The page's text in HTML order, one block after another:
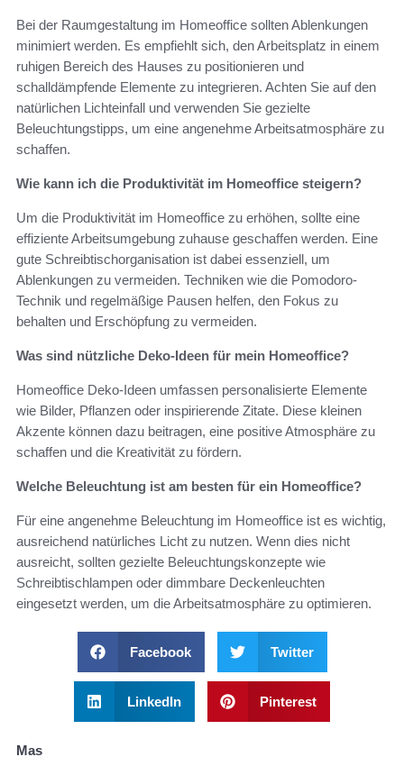
Bei der Raumgestaltung im Homeoffice sollten Ablenkungen
minimiert werden. Es empfiehlt sich, den Arbeitsplatz in einem
ruhigen Bereich des Hauses zu positionieren und
schalldämpfende Elemente zu integrieren. Achten Sie auf den
natürlichen Lichteinfall und verwenden Sie gezielte
Beleuchtungstipps, um eine angenehme Arbeitsatmosphäre zu
schaffen.
Wie kann ich die Produktivität im Homeoffice steigern?
Um die Produktivität im Homeoffice zu erhöhen, sollte eine
effiziente Arbeitsumgebung zuhause geschaffen werden. Eine
gute Schreibtischorganisation ist dabei essenziell, um
Ablenkungen zu vermeiden. Techniken wie die Pomodoro-
Technik und regelmäßige Pausen helfen, den Fokus zu
behalten und Erschöpfung zu vermeiden.
Was sind nützliche Deko-Ideen für mein Homeoffice?
Homeoffice Deko-Ideen umfassen personalisierte Elemente
wie Bilder, Pflanzen oder inspirierende Zitate. Diese kleinen
Akzente können dazu beitragen, eine positive Atmosphäre zu
schaffen und die Kreativität zu fördern.
Welche Beleuchtung ist am besten für ein Homeoffice?
Für eine angenehme Beleuchtung im Homeoffice ist es wichtig,
ausreichend natürliches Licht zu nutzen. Wenn dies nicht
ausreicht, sollten gezielte Beleuchtungskonzepte wie
Schreibtischlampen oder dimmbare Deckenleuchten
eingesetzt werden, um die Arbeitsatmosphäre zu optimieren.
Facebook Twitter
LinkedIn Pinterest
Mas